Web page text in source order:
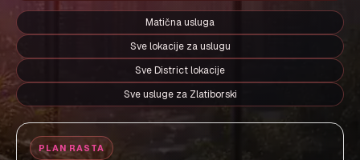
Matična usluga
Sve lokacije za uslugu
Sve District lokacije
Sve usluge za Zlatiborski
PLAN RASTA